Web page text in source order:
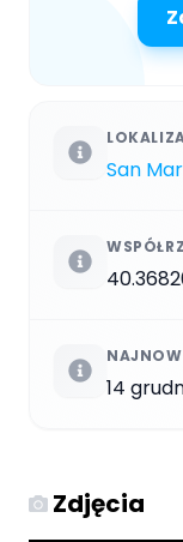
San
14
Zdjęcia